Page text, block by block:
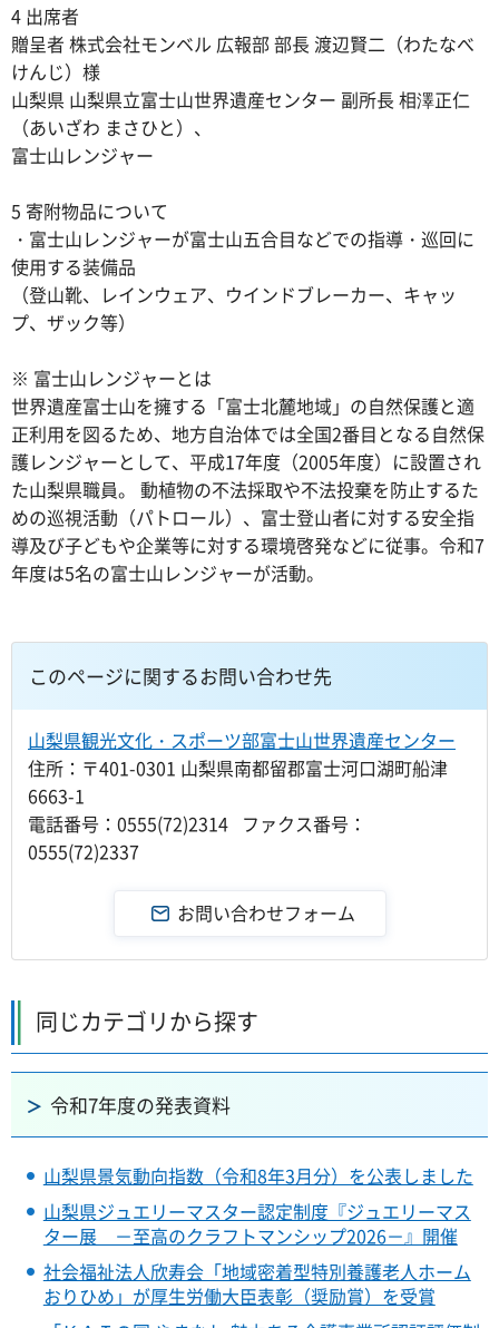
4 出席者
贈呈者 株式会社モンベル 広報部 部長 渡辺賢二（わたなべ
けんじ）様
山梨県 山梨県立富士山世界遺産センター 副所長 相澤正仁
（あいざわ まさひと）、
富士山レンジャー
5 寄附物品について
・富士山レンジャーが富士山五合目などでの指導・巡回に
使用する装備品
（登山靴、レインウェア、ウインドブレーカー、キャッ
プ、ザック等）
※ 富士山レンジャーとは
世界遺産富士山を擁する「富士北麓地域」の自然保護と適
正利用を図るため、地方自治体では全国2番目となる自然保
護レンジャーとして、平成17年度（2005年度）に設置され
た山梨県職員。 動植物の不法採取や不法投棄を防止するた
めの巡視活動（パトロール）、富士登山者に対する安全指
導及び子どもや企業等に対する環境啓発などに従事。令和7
年度は5名の富士山レンジャーが活動。
このページに関するお問い合わせ先
山梨県観光文化・スポーツ部富士山世界遺産センター
住所：〒401-0301 山梨県南都留郡富士河口湖町船津
6663-1
電話番号：0555(72)2314 ファクス番号：
0555(72)2337
同じカテゴリから探す
令和7年度の発表資料
山梨県景気動向指数（令和8年3月分）を公表しました
山梨県ジュエリーマスター認定制度『ジュエリーマス
ター展 －至高のクラフトマンシップ2026－』開催
社会福祉法人欣寿会「地域密着型特別養護老人ホーム
おりひめ」が厚生労働大臣表彰（奨励賞）を受賞